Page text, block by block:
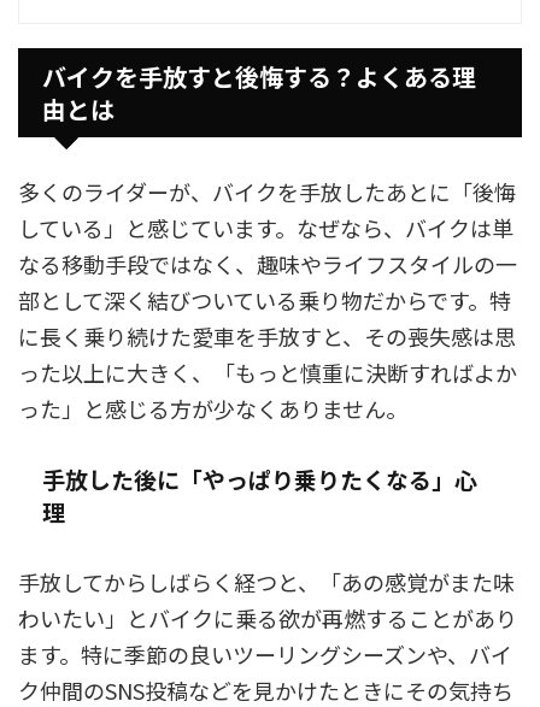
バイクを手放すと後悔する？よくある理
由とは
多くのライダーが、バイクを手放したあとに「後悔
している」と感じています。なぜなら、バイクは単
なる移動手段ではなく、趣味やライフスタイルの一
部として深く結びついている乗り物だからです。特
に長く乗り続けた愛車を手放すと、その喪失感は思
った以上に大きく、「もっと慎重に決断すればよか
った」と感じる方が少なくありません。
手放した後に「やっぱり乗りたくなる」心
理
手放してからしばらく経つと、「あの感覚がまた味
わいたい」とバイクに乗る欲が再燃することがあり
ます。特に季節の良いツーリングシーズンや、バイ
ク仲間のSNS投稿などを見かけたときにその気持ち